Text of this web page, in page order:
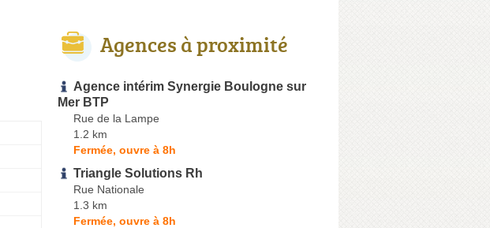
Agences à proximité
Agence intérim Synergie Boulogne sur
Mer BTP
Rue de la Lampe
1.2 km
Fermée, ouvre à 8h
Triangle Solutions Rh
Rue Nationale
1.3 km
Fermée, ouvre à 8h